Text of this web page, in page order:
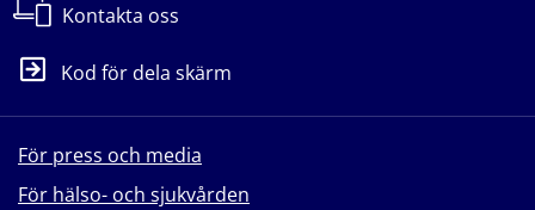
Kontakta oss
Kod för dela skärm
För press och media
För hälso- och sjukvården